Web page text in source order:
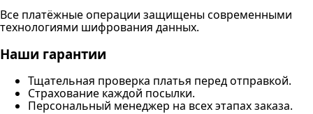
Все платёжные операции защищены современными
технологиями шифрования данных.
Наши гарантии
Тщательная проверка платья перед отправкой.
Страхование каждой посылки.
Персональный менеджер на всех этапах заказа.